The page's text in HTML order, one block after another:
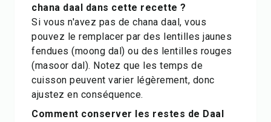
chana daal dans cette recette ?
Si vous n'avez pas de chana daal, vous
pouvez le remplacer par des lentilles jaunes
fendues (moong dal) ou des lentilles rouges
(masoor dal). Notez que les temps de
cuisson peuvent varier légèrement, donc
ajustez en conséquence.
Comment conserver les restes de Daal